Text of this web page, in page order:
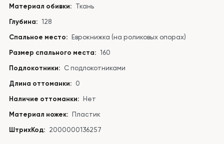
Материал обивки: Ткань
Глубина: 128
Спальное место: Еврокнижка (на роликовых опорах)
Размер спального места: 160
Подлокотники: С подлокотниками
Длина оттоманки: 0
Наличие оттоманки: Нет
Материал ножек: Пластик
ШтрихКод: 2000000136257